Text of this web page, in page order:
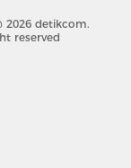
2026 detikcom.
reserved